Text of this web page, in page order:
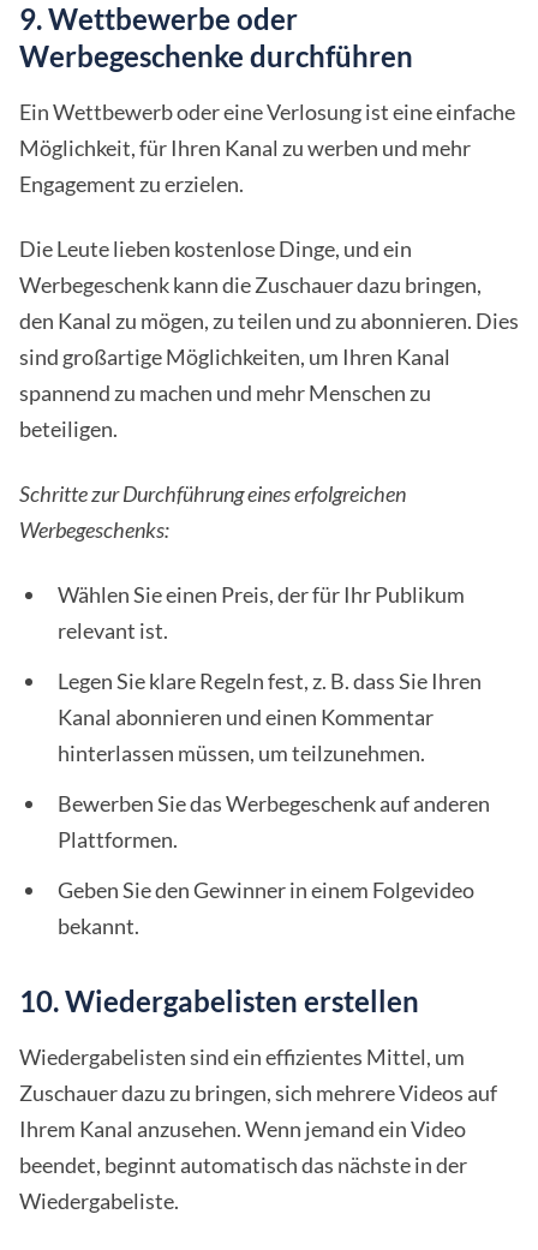
9. Wettbewerbe oder
Werbegeschenke durchführen
Ein Wettbewerb oder eine Verlosung ist eine einfache
Möglichkeit, für Ihren Kanal zu werben und mehr
Engagement zu erzielen.
Die Leute lieben kostenlose Dinge, und ein
Werbegeschenk kann die Zuschauer dazu bringen,
den Kanal zu mögen, zu teilen und zu abonnieren. Dies
sind großartige Möglichkeiten, um Ihren Kanal
spannend zu machen und mehr Menschen zu
beteiligen.
Schritte zur Durchführung eines erfolgreichen
Werbegeschenks:
Wählen Sie einen Preis, der für Ihr Publikum
relevant ist.
Legen Sie klare Regeln fest, z. B. dass Sie Ihren
Kanal abonnieren und einen Kommentar
hinterlassen müssen, um teilzunehmen.
Bewerben Sie das Werbegeschenk auf anderen
Plattformen.
Geben Sie den Gewinner in einem Folgevideo
bekannt.
10. Wiedergabelisten erstellen
Wiedergabelisten sind ein effizientes Mittel, um
Zuschauer dazu zu bringen, sich mehrere Videos auf
Ihrem Kanal anzusehen. Wenn jemand ein Video
beendet, beginnt automatisch das nächste in der
Wiedergabeliste.